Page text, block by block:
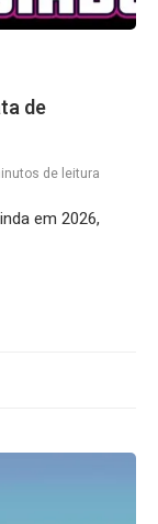
de
de leitura
em 2026,